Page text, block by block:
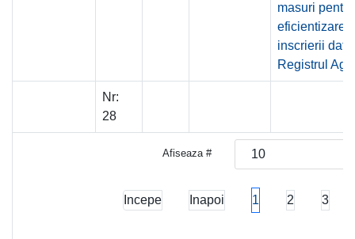
Afiseaza #
Incepe Inapoi 1 2 3
masuri pentru
eficientizarea
inscrierii
Registrul
Nr:
28